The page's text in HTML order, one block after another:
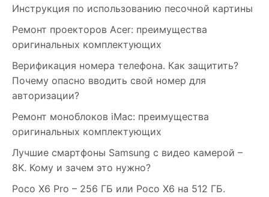
Инструкция по использованию песочной картины
Ремонт проекторов Acer: преимущества
оригинальных комплектующих
Верификация номера телефона. Как защитить?
Почему опасно вводить свой номер для
авторизации?
Ремонт моноблоков iMac: преимущества
оригинальных комплектующих
Лучшие смартфоны Samsung c видео камерой –
8K. Кому и зачем это нужно?
Poco X6 Pro – 256 ГБ или Poco X6 на 512 ГБ.